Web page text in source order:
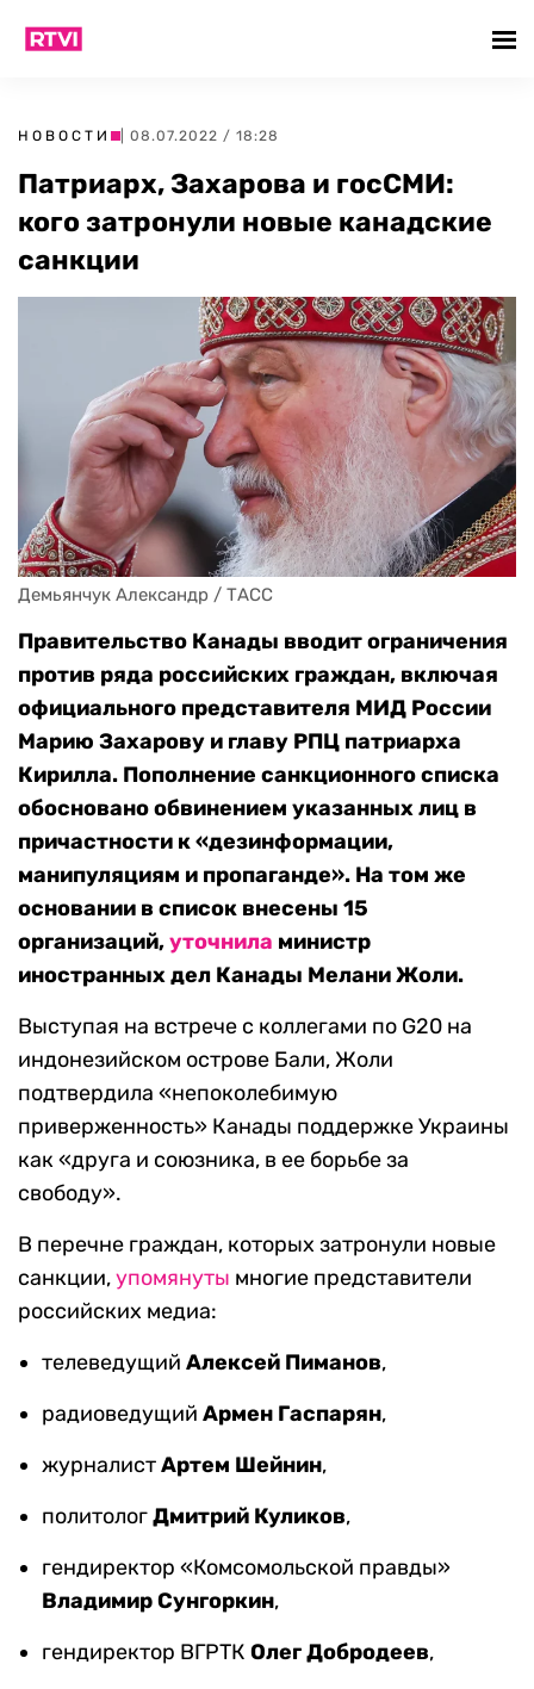
НОВОСТИ | 08.07.2022 / 18:28
Патриарх, Захарова и госСМИ:
кого затронули новые канадские
санкции
Демьянчук Александр / ТАСС
Правительство Канады вводит ограничения
против ряда российских граждан, включая
официального представителя МИД России
Марию Захарову и главу РПЦ патриарха
Кирилла. Пополнение санкционного списка
обосновано обвинением указанных лиц в
причастности к «дезинформации,
манипуляциям и пропаганде». На том же
основании в список внесены 15
организаций,уточнила министр
иностранных дел Канады Мелани Жоли.
Выступая на встрече с коллегами по G20 на
индонезийском острове Бали, Жоли
подтвердила «непоколебимую
приверженность» Канады поддержке Украины
как «друга и союзника, в ее борьбе за
свободу».
В перечне граждан, которых затронули новые
санкции,упомянуты многие представители
российских медиа:
телеведущий Алексей Пиманов,
радиоведущий Армен Гаспарян,
журналистАртем Шейнин,
политологДмитрий Куликов,
гендиректор «Комсомольской правды»
Владимир Сунгоркин,
гендиректор ВГРТК Олег Добродеев,